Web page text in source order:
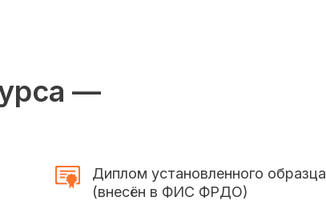
—
Диплом установленного образца
(внесён в ФИС ФРДО)